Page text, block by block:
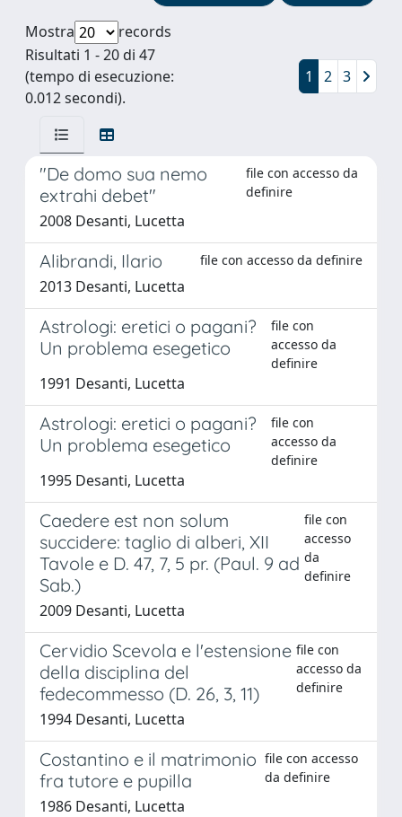
Mostra
records
Risultati 1 - 20 di 47
(tempo di esecuzione:
0.012 secondi).
1 2 3
"De domo sua nemo
extrahi debet"
file con accesso da
definire
2008 Desanti, Lucetta
Alibrandi, Ilario file con accesso da definire
2013 Desanti, Lucetta
Astrologi: eretici o pagani?
Un problema esegetico
file con
accesso da
definire
1991 Desanti, Lucetta
Astrologi: eretici o pagani?
Un problema esegetico
file con
accesso da
definire
1995 Desanti, Lucetta
Caedere est non solum
succidere: taglio di alberi, XII
Tavole e D. 47, 7, 5 pr. (Paul. 9 ad
Sab.)
file con
accesso
da
definire
2009 Desanti, Lucetta
Cervidio Scevola e l'estensione
della disciplina del
fedecommesso (D. 26, 3, 11)
file con
accesso da
definire
1994 Desanti, Lucetta
Costantino e il matrimonio
fra tutore e pupilla
file con accesso
da definire
1986 Desanti, Lucetta